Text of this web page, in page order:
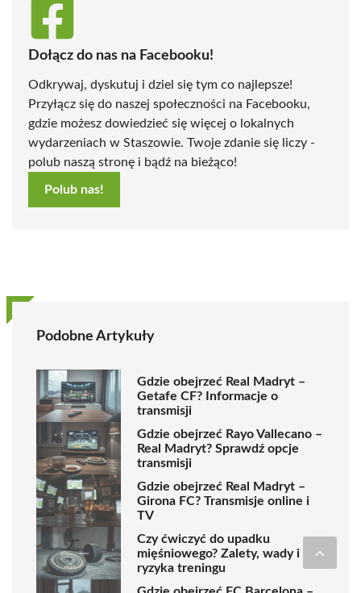
Dołącz do nas na Facebooku!
Odkrywaj, dyskutuj i dziel się tym co najlepsze!
Przyłącz się do naszej społeczności na Facebooku,
gdzie możesz dowiedzieć się więcej o lokalnych
wydarzeniach w Staszowie. Twoje zdanie się liczy -
polub naszą stronę i bądź na bieżąco!
Polub nas!
Podobne Artykuły
Gdzie obejrzeć Real Madryt –
Getafe CF? Informacje o
transmisji
Gdzie obejrzeć Rayo Vallecano –
Real Madryt? Sprawdź opcje
transmisji
Gdzie obejrzeć Real Madryt –
Girona FC? Transmisje online i
TV
Czy ćwiczyć do upadku
mięśniowego? Zalety, wady i
ryzyka treningu